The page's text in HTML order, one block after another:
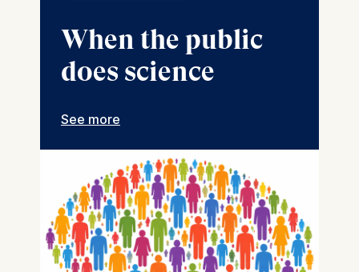
When the public
does science
See more